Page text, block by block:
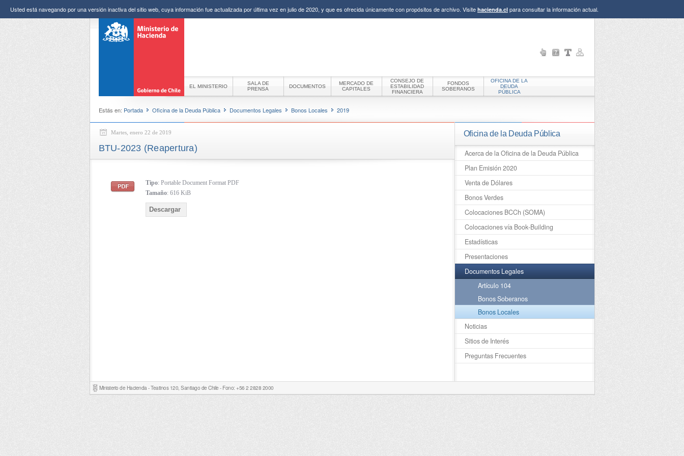
Usted está navegando por una versión inactiva del sitio web, cuya información fue actualizada por última vez en julio de 2020, y que es ofrecida únicamente con propósitos de archivo. Visite hacienda.cl para consultar la información actual.
EL MINISTERIO
SALA DE
PRENSA
DOCUMENTOS
MERCADO DE
CAPITALES
CONSEJO DE
ESTABILIDAD
FINANCIERA
FONDOS
SOBERANOS
OFICINA DE LA
DEUDA
PÚBLICA
Estás en: Portada Oficina de la Deuda Pública Documentos Legales Bonos Locales 2019
Oficina de la Deuda Pública
Acerca de la Oficina de la Deuda Pública
Plan Emisión 2020
Venta de Dólares
Bonos Verdes
Colocaciones BCCh (SOMA)
Colocaciones vía Book-Building
Estadísticas
Presentaciones
Documentos Legales
Artículo 104
Bonos Soberanos
Bonos Locales
Noticias
Sitios de Interés
Preguntas Frecuentes
Martes, enero 22 de 2019
BTU-2023 (Reapertura)
Tipo: Portable Document Format PDF
Tamaño: 616 KiB
Descargar
Ministerio de Hacienda - Teatinos 120, Santiago de Chile - Fono: +56 2 2828 2000